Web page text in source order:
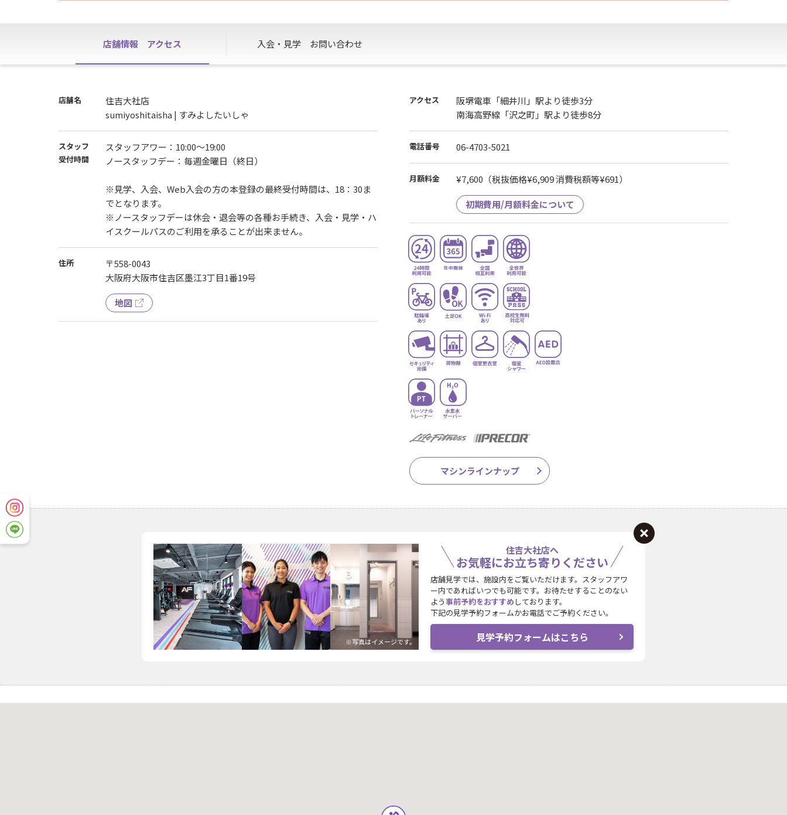
店舗情報 アクセス 入会・見学 お問い合わせ
店舗名
住吉大社店
sumiyoshitaisha | すみよしたいしゃ
スタッフ
受付時間
スタッフアワー：10:00～19:00
ノースタッフデー：毎週金曜日（終日）
※見学、入会、Web入会の方の本登録の最終受付時間は、18：30ま
でとなります。
※ノースタッフデーは休会・退会等の各種お手続き、入会・見学・ハ
イスクールパスのご利用を承ることが出来ません。
住所
〒558-0043
大阪府大阪市住吉区墨江3丁目1番19号
地図
アクセス
阪堺電車「細井川」駅より徒歩3分
南海高野線「沢之町」駅より徒歩8分
電話番号 06-4703-5021
月額料金 ¥7,600 （税抜価格¥6,909 消費税額等¥691）
初期費用/月額料金について
マシンラインナップ
住吉大社店へ
お気軽にお立ち寄りください
※写真はイメージです。
店舗見学では、施設内をご覧いただけます。スタッフアワ
ー内であればいつでも可能です。お待たせすることのない
よう事前予約をおすすめ しております。
下記の見学予約フォームかお電話でご予約ください。
見学予約フォームはこちら